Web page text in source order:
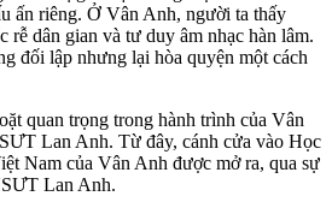
ấn riêng. Ở Vân Anh, người ta thấy
rễ dân gian và tư duy âm nhạc hàn lâm.
đối lập nhưng lại hòa quyện một cách
quan trọng trong hành trình của Vân
Lan Anh. Từ đây, cánh cửa vào Học
Nam của Vân Anh được mở ra, qua sự
Lan Anh.